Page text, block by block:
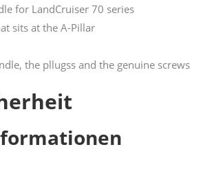
for LandCruiser 70 series
sits at the A-Pillar
the pllugss and the genuine screws